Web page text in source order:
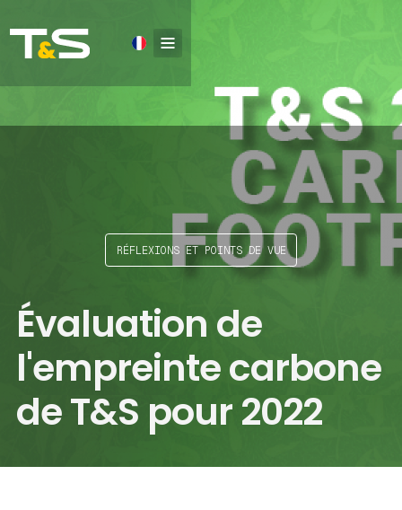
RÉFLEXIONS ET POINTS DE VUE
Évaluation de
l'empreinte carbone
de T&S pour 2022